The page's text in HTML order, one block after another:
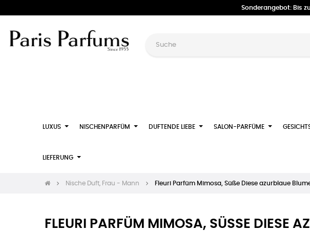
Sonderangebot: Bis
LUXUS NISCHENPARFÜM DUFTENDE LIEBE SALON-PARFÜME
LIEFERUNG
Nische Duft, Frau - Mann Fleuri Parfüm Mimosa, Süße Diese azurblaue
FLEURI PARFÜM MIMOSA, SÜSSE DIESE